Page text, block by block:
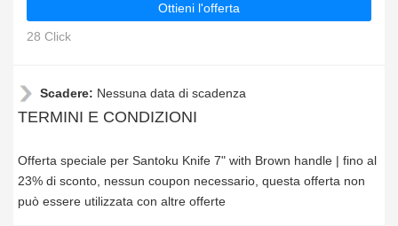
Ottieni l'offerta
28 Click
Scadere: Nessuna data di scadenza
TERMINI E CONDIZIONI
Offerta speciale per Santoku Knife 7" with Brown handle | fino al
23% di sconto, nessun coupon necessario, questa offerta non
può essere utilizzata con altre offerte